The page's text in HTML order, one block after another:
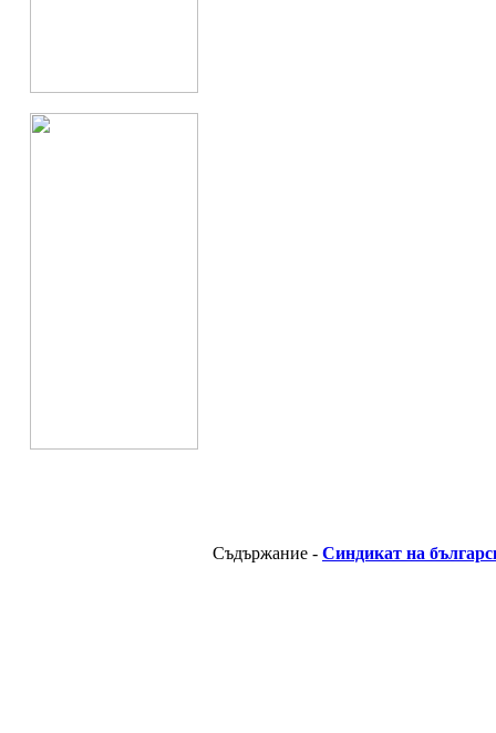
Съдържание - Синдикат на